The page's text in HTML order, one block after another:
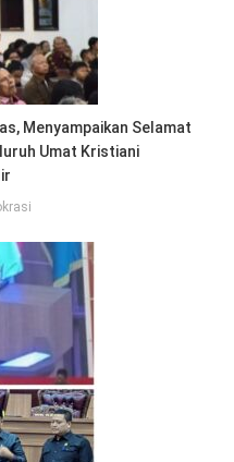
Menyampaikan Selamat
Umat Kristiani